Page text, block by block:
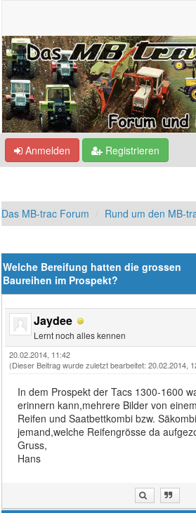
Anmelden Registrieren
Das MB-trac Forum Rund um den MB-
Welche Bereifung hatten die grossen
Baureihen im Prospekt?
Jaydee
Lernt noch alles kennen
20.02.2014, 11:42
(Dieser Beitrag wurde zuletzt bearbeitet: 20.02.2014,
In dem Prospekt der Tacs 1300-1600
erinnern kann,mehrere Bilder von
Reifen und Saatbettkombi bzw.
jemand,welche Reifengrösse da
Gruss,
Hans